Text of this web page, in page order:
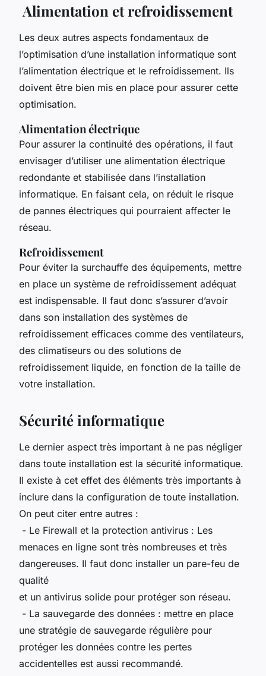
Alimentation et refroidissement
Les deux autres aspects fondamentaux de
l’optimisation d’une installation informatique sont
l’alimentation électrique et le refroidissement. Ils
doivent être bien mis en place pour assurer cette
optimisation.
Alimentation électrique
Pour assurer la continuité des opérations, il faut
envisager d’utiliser une alimentation électrique
redondante et stabilisée dans l’installation
informatique. En faisant cela, on réduit le risque
de pannes électriques qui pourraient affecter le
réseau.
Refroidissement
Pour éviter la surchauffe des équipements, mettre
en place un système de refroidissement adéquat
est indispensable. Il faut donc s’assurer d’avoir
dans son installation des systèmes de
refroidissement efficaces comme des ventilateurs,
des climatiseurs ou des solutions de
refroidissement liquide, en fonction de la taille de
votre installation.
Sécurité informatique
Le dernier aspect très important à ne pas négliger
dans toute installation est la sécurité informatique.
Il existe à cet effet des éléments très importants à
inclure dans la configuration de toute installation.
On peut citer entre autres :
- Le Firewall et la protection antivirus : Les
menaces en ligne sont très nombreuses et très
dangereuses. Il faut donc installer un pare-feu de
qualité
et un antivirus solide pour protéger son réseau.
- La sauvegarde des données : mettre en place
une stratégie de sauvegarde régulière pour
protéger les données contre les pertes
accidentelles est aussi recommandé.